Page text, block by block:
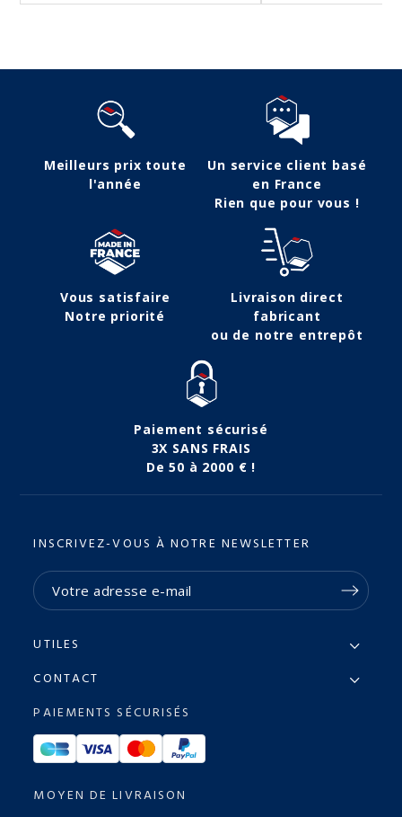
Meilleurs prix toute
l'année
Un service client basé
en France
Rien que pour vous !
Vous satisfaire
Notre priorité
Livraison direct
fabricant
ou de notre entrepôt
Paiement sécurisé
3X SANS FRAIS
De 50 à 2000 € !
INSCRIVEZ-VOUS À NOTRE NEWSLETTER
UTILES
CONTACT
PAIEMENTS SÉCURISÉS
MOYEN DE LIVRAISON